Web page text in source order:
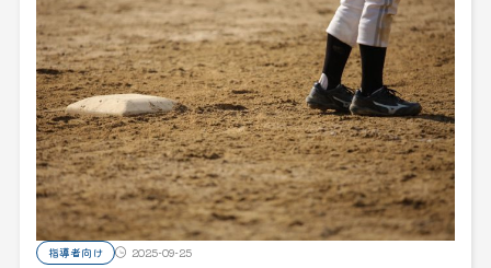
指導者向け 2025-09-25